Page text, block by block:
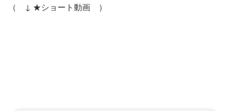
（ ↓ ★ショート動画 ）